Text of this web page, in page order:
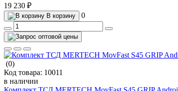
19 230 ₽
В корзину 0
(0)
Код товара: 10011
в наличии